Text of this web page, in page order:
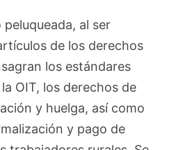
al ser
de los derechos
los estándares
OIT, los derechos de
y huelga, así como
y pago de